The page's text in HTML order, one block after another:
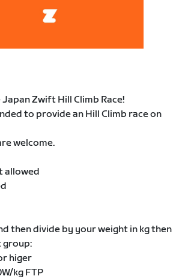
Zwift Hill Climb Race!
to provide an Hill Climb race on
welcome.
allowed
then divide by your weight in kg then
group:
higer
kg FTP